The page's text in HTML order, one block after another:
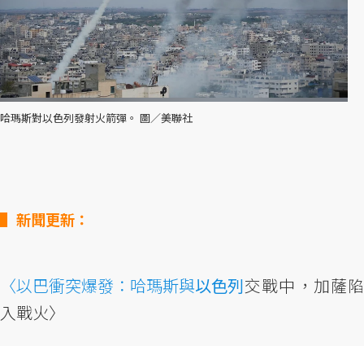
哈瑪斯對以色列發射火箭彈。 圖／美聯社
新聞更新：
〈以巴衝突爆發：哈瑪斯與以色列交戰中，加薩陷
入戰火〉